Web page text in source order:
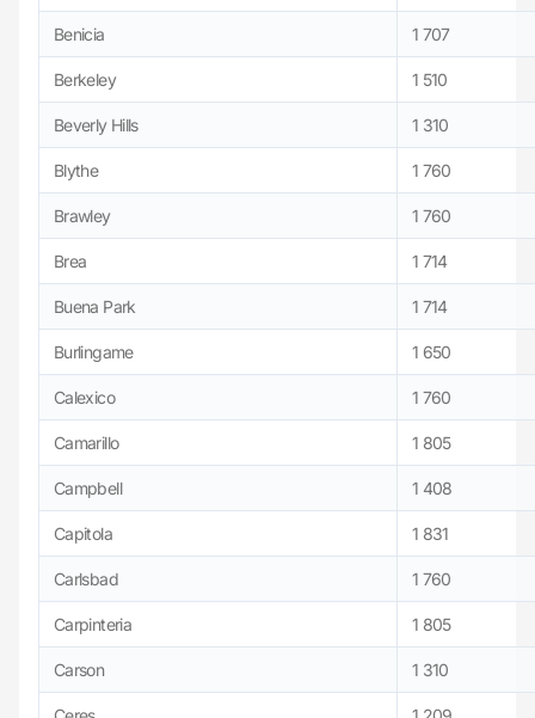
Benicia 1 707
Berkeley 1 510
Beverly Hills 1 310
Blythe 1 760
Brawley 1 760
Brea 1 714
Buena Park 1 714
Burlingame 1 650
Calexico 1 760
Camarillo 1 805
Campbell 1 408
Capitola 1 831
Carlsbad 1 760
Carpinteria 1 805
Carson 1 310